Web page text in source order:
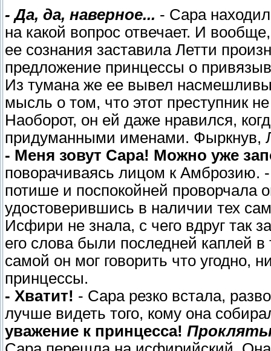
- Да, да, наверное... - Сара
на какой вопрос отвечает. И
ее сознания заставила Летти
предложение принцессы о
Из тумана же ее вывел
мысль о том, что этот преступник
Наоборот, он ей даже нравился,
придуманными именами. Фыркнув,
- Меня зовут Сара! Можно уже
поворачиваясь лицом к Амброзию.
потише и поспокойней проворчала
удостоверившись в наличии тех
Исфири не знала, с чего вдруг так
его слова были последней каплей
самой он мог говорить что угодно,
принцессы.
- Хватит! - Сара резко встала,
лучше видеть того, кому она
уважение к принцесса!